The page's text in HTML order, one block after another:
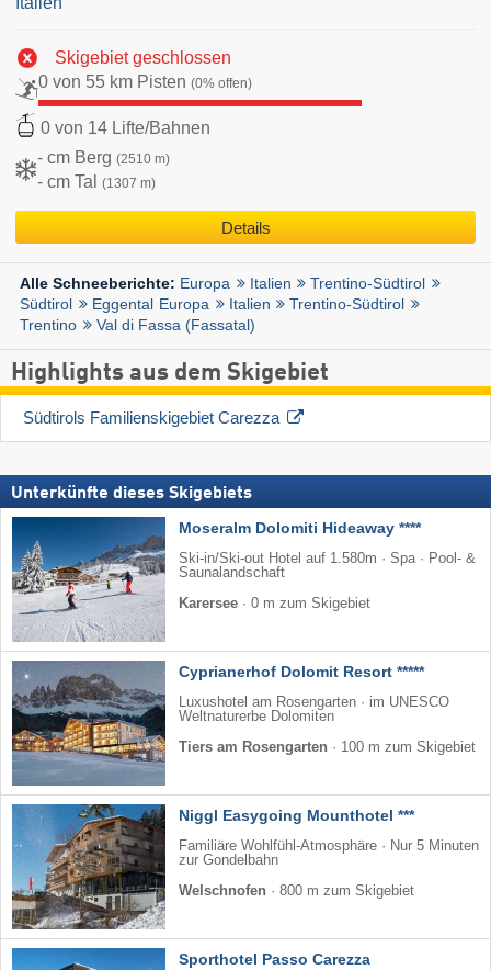
Skigebiet geschlossen
0 von 55 km Pisten (0% offen)
0 von 14 Lifte/Bahnen
- cm Berg (2510 m)
- cm Tal (1307 m)
Details
Alle Schneeberichte: Europa Italien
Trentino-Südtirol
Südtirol
Eggental Europa Italien
Trentino-Südtirol
Trentino
Val di Fassa (Fassatal)
Highlights aus dem Skigebiet
Südtirols Familienskigebiet Carezza
Unterkünfte dieses Skigebiets
Moseralm Dolomiti Hideaway ****
Ski-in/Ski-out Hotel auf 1.580m · Spa · Pool- &
Saunalandschaft
Karersee · 0 m zum Skigebiet
Cyprianerhof Dolomit Resort *****
Luxushotel am Rosengarten · im UNESCO
Weltnaturerbe Dolomiten
Tiers am Rosengarten · 100 m zum Skigebiet
Niggl Easygoing Mounthotel ***
Familiäre Wohlfühl-Atmosphäre · Nur 5 Minuten
zur Gondelbahn
Welschnofen · 800 m zum Skigebiet
Sporthotel Passo Carezza